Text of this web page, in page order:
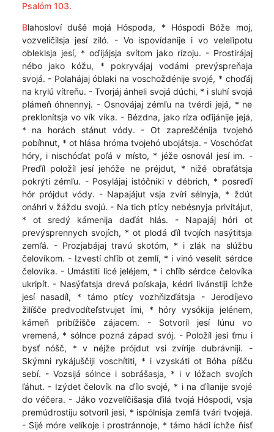
Psalóm 103.
Blahosloví dušé mojá Hóspoda, * Hóspodi Bóže moj,
vozvelíčilsja jesí ziló. - Vo ispovídanije i vo veleľípotu
obleklsja jesí, * oďijájsja svítom jako rízoju. - Prostirájaj
nébo jako kóžu, * pokryvájaj vodámi prevýspreňaja
svojá. - Polahájaj óblaki na voschoždénije svojé, * choďáj
na krylú vítreňu. - Tvorjáj ánheli svojá dúchi, * i sluhí svojá
plámeň óhnennyj. - Osnovájaj zémľu na tvérdi jejá, * ne
preklonítsja vo vík víka. - Bézdna, jako ríza oďijánije jejá,
* na horách stánut vódy. - Ot zapreščénija tvojehó
pobíhnut, * ot hlása hróma tvojehó ubojátsja. - Voschóďat
hóry, i nischóďat poľá v místo, * jéže osnovál jesí im. -
Preďíl položíl jesí jehóže ne préjdut, * nižé obraťátsja
pokrýti zémľu. - Posylájaj istóčniki v débrich, * posreďí
hór prójdut vódy. - Napajájut vsja zvíri sélnyja, * ždút
onáhri v žáždu svojú. - Na tich ptícy nebésnyja privitájut,
* ot sredý kámenija daďát hlás. - Napajáj hóri ot
prevýsprennych svojích, * ot plodá ďíl tvojích nasýtitsja
zemľá. - Prozjabájaj travú skotóm, * i zlák na slúžbu
čelovíkom. - Izvestí chľíb ot zemlí, * i vinó veselít sérdce
čelovíka. - Umástiti licé jeléjem, * i chľíb sérdce čelovíka
ukripít. - Nasýťatsja drevá poľskaja, kédri livánstiji íchže
jesí nasadíl, * támo ptícy vozhňizďátsja - Jerodíjevo
žilíšče predvodíteľstvujet ími, * hóry vysókija jelénem,
kámeň pribížišče zájacem. - Sotvoríl jesí lúnu vo
vremená, * sólnce pozná západ svój. - Položíl jesí ťmu i
bysť nóšč, * v néjže prójdut vsi zvírije dubrávniji. -
Skýmni rykájuščiji voschítiti, * i vzyskáti ot Bóha píšču
sebí. - Vozsijá sólnce i sobrášasja, * i v lóžach svojích
ľáhut. - Izýdet čelovík na ďílo svojé, * i na ďílanije svojé
do véčera. - Jáko vozvelíčišasja ďilá tvojá Hóspodi, vsja
premúdrostiju sotvoríl jesí, * ispólnisja zemľá tvári tvojejá.
- Sijé móre velíkoje i prostránnoje, * támo hádi íchže ňísť